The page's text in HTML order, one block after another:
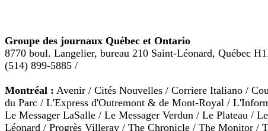
Groupe des journaux Québec et Ontario
8770 boul. Langelier, bureau 210 Saint-Léonard, Québec
(514) 899-5885 /
Montréal : Avenir / Cités Nouvelles / Corriere Italiano /
du Parc / L'Express d'Outremont & de Mont-Royal /
Le Messager LaSalle / Le Messager Verdun / Le Plateau /
Léonard / Progrès Villeray / The Chronicle / The Monitor /